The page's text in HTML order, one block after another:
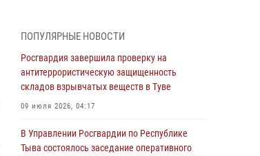
из труднодоступного места
03 августа 2026, 07:25
Росгвардия проверила организацию отдыха
детей в детских лагерях Тувы
Сотрудники вневедомственной охраны
ПОПУЛЯРНЫЕ НОВОСТИ
Росгвардия завершила проверку на
антитеррористическую защищенность
складов взрывчатых веществ в Туве
09 июля 2026, 04:17
В Управлении Росгвардии по Республике
Тыва состоялось заседание оперативного